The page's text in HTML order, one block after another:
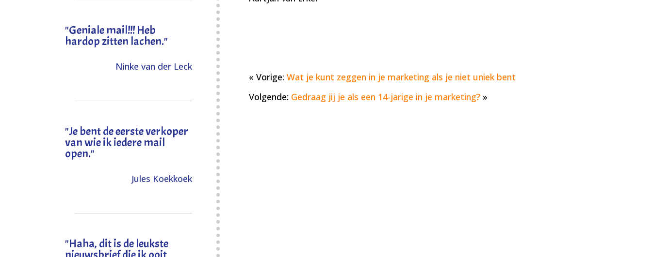
"Geniale mail!!! Heb
hardop zitten lachen."
Ninke van der Leck
"Je bent de eerste verkoper
van wie ik iedere mail
open."
Jules Koekkoek
"Haha, dit is de leukste
« Vorige: Wat je kunt zeggen in je marketing als je niet uniek bent
Volgende: Gedraag jij je als een 14-jarige in je marketing?»